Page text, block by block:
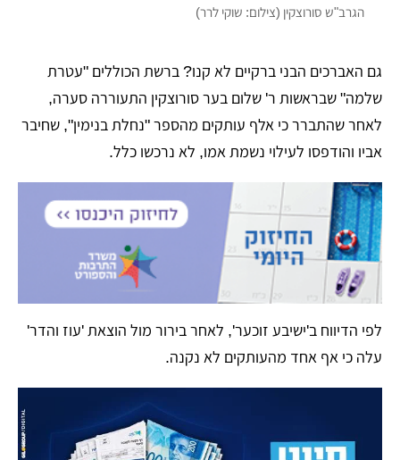
הגרב"ש סורוצקין (צילום: שוקי לרר)
גם האברכים הבני ברקיים לא קנו? ברשת הכוללים "עטרת
שלמה" שבראשות ר' שלום בער סורוצקין התעוררה סערה,
לאחר שהתברר כי אלף עותקים מהספר "נחלת בנימין", שחיבר
אביו והודפסו לעילוי נשמת אמו, לא נרכשו כלל.
לפי הדיווח ב'ישיבע זוכער', לאחר בירור מול הוצאת 'עוז והדר'
עלה כי אף אחד מהעותקים לא נקנה.